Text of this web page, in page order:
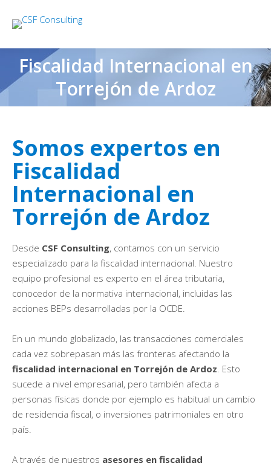
Fiscalidad Internacional en
Torrejón de Ardoz
Somos expertos en
Fiscalidad
Internacional en
Torrejón de Ardoz
Desde CSF Consulting, contamos con un servicio
especializado para la fiscalidad internacional. Nuestro
equipo profesional es experto en el área tributaria,
conocedor de la normativa internacional, incluidas las
acciones BEPs desarrolladas por la OCDE.
En un mundo globalizado, las transacciones comerciales
cada vez sobrepasan más las fronteras afectando la
fiscalidad internacional en Torrejón de Ardoz. Esto
sucede a nivel empresarial, pero también afecta a
personas físicas donde por ejemplo es habitual un cambio
de residencia fiscal, o inversiones patrimoniales en otro
país.
A través de nuestros asesores en fiscalidad